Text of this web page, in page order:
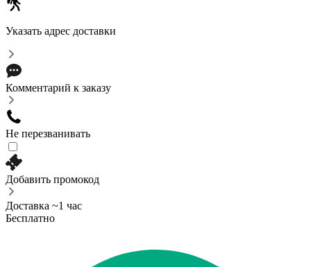
Указать адрес доставки
Комментарий к заказу
Не перезванивать
Добавить промокод
Доставка ~1 час
Бесплатно